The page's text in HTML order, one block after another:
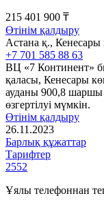
215 401 900 ₸
Өтінім қалдыру
Астана қ., Кенесары
+7 701 585 88 63
BЦ «7 Континент»
қаласы, Кенесары
ауданы 900,8 шаршы
өзгертілуі мүмкін.
Өтінім қалдыру
26.11.2023
Барлық құжаттар
Тарифтер
2552
Ұялы телефоннан